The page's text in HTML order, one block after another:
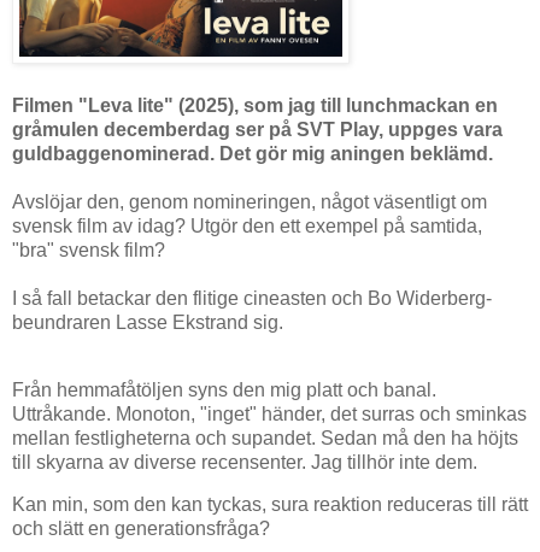
Filmen "Leva lite" (2025), som jag till lunchmackan en
gråmulen decemberdag ser på SVT Play, uppges vara
guldbaggenominerad. Det gör mig aningen beklämd.
Avslöjar den, genom nomineringen, något väsentligt om
svensk film av idag? Utgör den ett exempel på samtida,
"bra" svensk film?
I så fall betackar den flitige cineasten och Bo Widerberg-
beundraren Lasse Ekstrand sig.
Från hemmafåtöljen syns den mig platt och banal.
Uttråkande. Monoton, "inget" händer, det surras och sminkas
mellan festligheterna och supandet. Sedan må den ha höjts
till skyarna av diverse recensenter. Jag tillhör inte dem.
Kan min, som den kan tyckas, sura reaktion reduceras till rätt
och slätt en generationsfråga?